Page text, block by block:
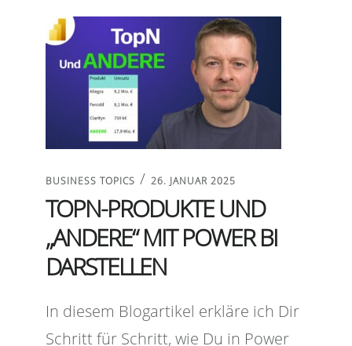
BUSINESS TOPICS /26. JANUAR 2025
TOPN-PRODUKTE UND
„ANDERE“ MIT POWER BI
DARSTELLEN
In diesem Blogartikel erkläre ich Dir
Schritt für Schritt, wie Du in Power